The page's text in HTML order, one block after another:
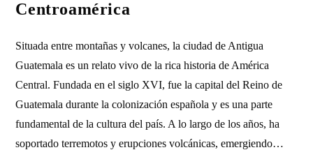
Centroamérica
Situada entre montañas y volcanes, la ciudad de Antigua
Guatemala es un relato vivo de la rica historia de América
Central. Fundada en el siglo XVI, fue la capital del Reino de
Guatemala durante la colonización española y es una parte
fundamental de la cultura del país. A lo largo de los años, ha
soportado terremotos y erupciones volcánicas, emergiendo…